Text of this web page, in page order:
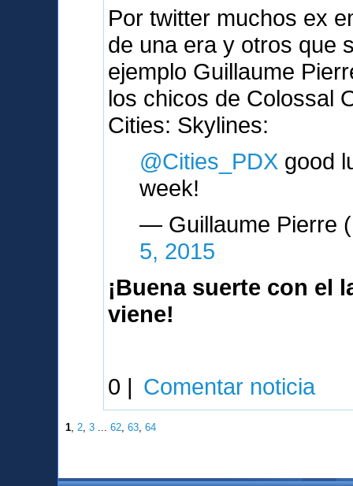
Por twitter muchos ex
de una era y otros que
ejemplo Guillaume
los chicos de Colossal
Cities: Skylines:
@Cities_PDX good
week!
— Guillaume Pierre
5, 2015
¡Buena suerte con el
viene!
0 | Comentar noticia
1 2 ,3 ...62 ,63 ,64